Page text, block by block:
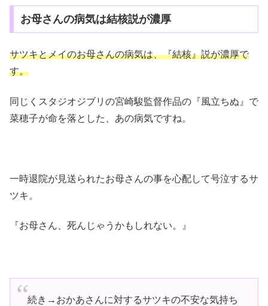
お母さんの病気は結核説が濃厚
サツキとメイのお母さんの病気は、『結核』説が濃厚で
す。
同じくスタジオジブリの宮崎駿監督作品の『風立ちぬ』で
菜穂子が命を落とした、あの病気ですね。
一時退院が見送られたお母さんの事を心配して号泣するサ
ツキ。
『お母さん、死んじゃうかもしれない。』
続き→おかあさんに対するサツキの不安な気持ち